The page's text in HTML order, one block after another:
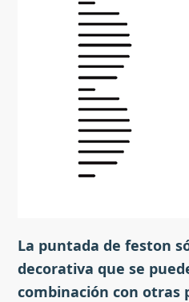
La puntada de feston
decorativa que se
combinación con otras